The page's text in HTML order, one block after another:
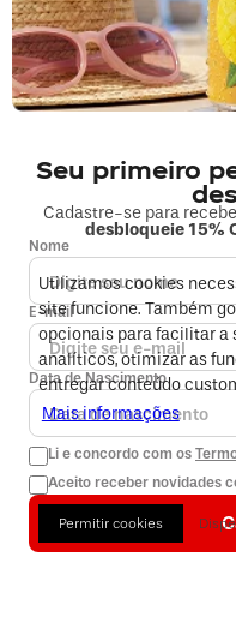
Utilizamos cookies
site funcione. Também
opcionais para facilitar a
analíticos, otimizar as
entregar conteúdo
Mais informações
Permitir cookies
Seu primeiro
Cadastre-se para
desbloqueie 15%
Nome
E-mail
Data de Nascimento
Li e concordo com os
Aceito receber novidades
Segunda a sexta, das 9h às
Exceto feriados.
0800 023 5338
Fale sobre seu pedido
COMPRAS
MINHA CONTA
EMPRESA
FORMAS DE PAGAMENTO E